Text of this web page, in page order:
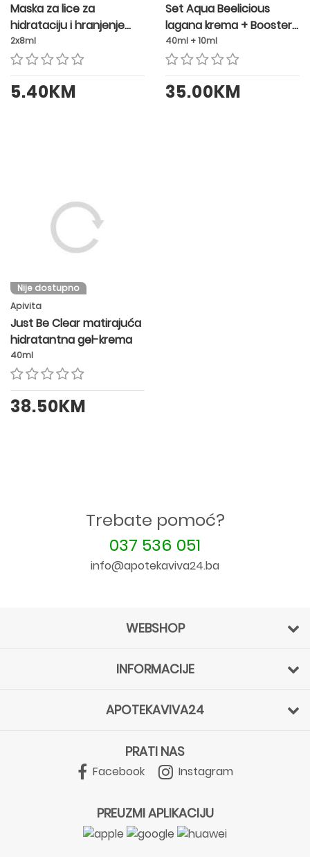
Maska za lice za
hidrataciju i hranjenje
kože s medom
2x8ml
5.40KM
Set Aqua Beelicious
lagana krema + Booster
GRATIS
40ml + 10ml
35.00KM
Nije dostupno
Apivita
Just Be Clear matirajuća
hidratantna gel-krema
40ml
38.50KM
Trebate pomoć?
037 536 051
info@apotekaviva24.ba
WEBSHOP
INFORMACIJE
APOTEKAVIVA24
PRATI NAS
Facebook Instagram
PREUZMI APLIKACIJU